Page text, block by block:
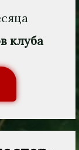
клуба